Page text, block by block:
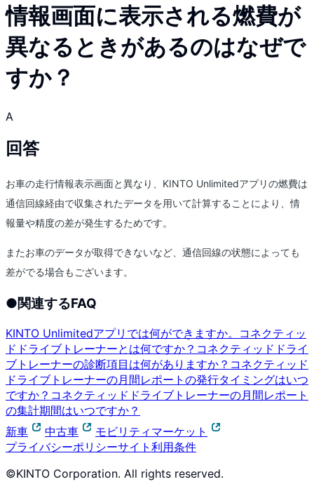
情報画面に表示される燃費が
異なるときがあるのはなぜで
すか？
A
回答
お車の走行情報表示画面と異なり、KINTO Unlimitedアプリの燃費は
通信回線経由で収集されたデータを用いて計算することにより、情
報量や精度の差が発生するためです。
またお車のデータが取得できないなど、通信回線の状態によっても
差がでる場合もございます。
●関連するFAQ
KINTO Unlimitedアプリでは何ができますか。 コネクティッ
ドドライブトレーナーとは何ですか？ コネクティッドドライ
ブトレーナーの診断項目は何がありますか？ コネクティッド
ドライブトレーナーの月間レポートの発行タイミングはいつ
ですか？ コネクティッドドライブトレーナーの月間レポート
の集計期間はいつですか？
新車
中古車
モビリティマーケット
プライバシーポリシーサイト利用条件
©KINTO Corporation. All rights reserved.